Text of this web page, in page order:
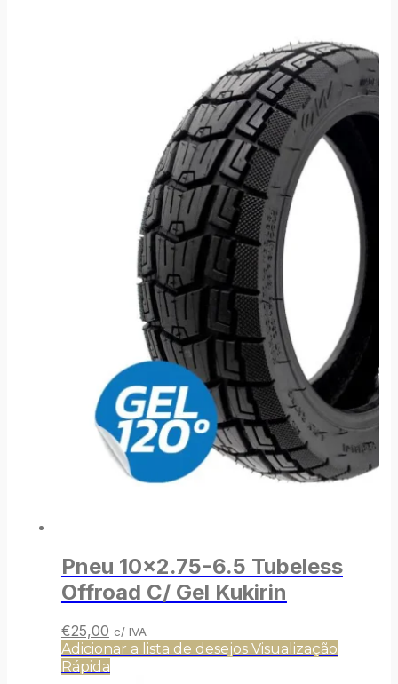
Pneu 10×2.75-6.5 Tubeless
Offroad C/ Gel Kukirin
O
preço
original
€25,00O
preço
atual
c/ IVA
Adicionar a lista de desejos Visualização
Rápida